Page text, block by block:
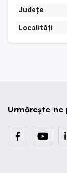
Județe
Localități
Urmărește-ne